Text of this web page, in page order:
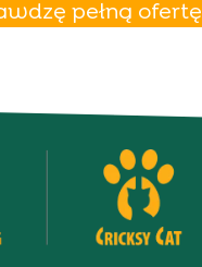
pełną ofertę